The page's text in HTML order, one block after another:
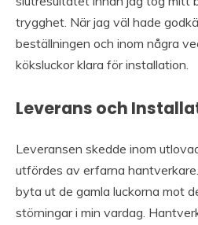
trygghet. När jag väl hade
beställningen och inom några
köksluckor klara för installation.
Leverans och
Leveransen skedde inom
utfördes av erfarna
byta ut de gamla luckorna mot
störningar i min vardag.